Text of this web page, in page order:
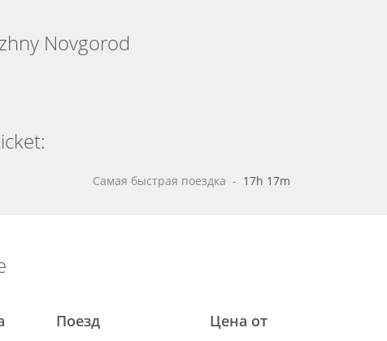
Novgorod
Самая быстрая поездка - 17h 17m
Поезд Цена от